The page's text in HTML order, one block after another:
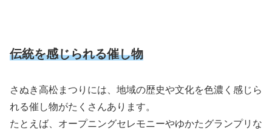
伝統を感じられる催し物
さぬき高松まつりには、地域の歴史や文化を色濃く感じら
れる催し物がたくさんあります。
たとえば、オープニングセレモニーやゆかたグランプリな